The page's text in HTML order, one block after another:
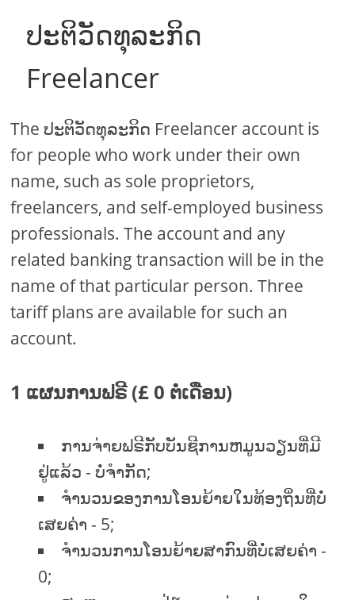
ປະຕິວັດທຸລະກິດ
Freelancer
The ປະຕິວັດທຸລະກິດ Freelancer account is
for people who work under their own
name, such as sole proprietors,
freelancers, and self-employed business
professionals. The account and any
related banking transaction will be in the
name of that particular person. Three
tariff plans are available for such an
account.
1 ແຜນການຟຣີ (£ 0 ຕໍ່ເດືອນ)
ການຈ່າຍຟຣີກັບບັນຊີການຫມູນວຽນທີ່ມີ
ຢູ່ແລ້ວ - ບໍ່ຈໍາກັດ;
ຈໍານວນຂອງການໂອນຍ້າຍໃນທ້ອງຖິ່ນທີ່ບໍ່
ເສຍຄ່າ - 5;
ຈໍານວນການໂອນຍ້າຍສາກົນທີ່ບໍ່ເສຍຄ່າ -
0;